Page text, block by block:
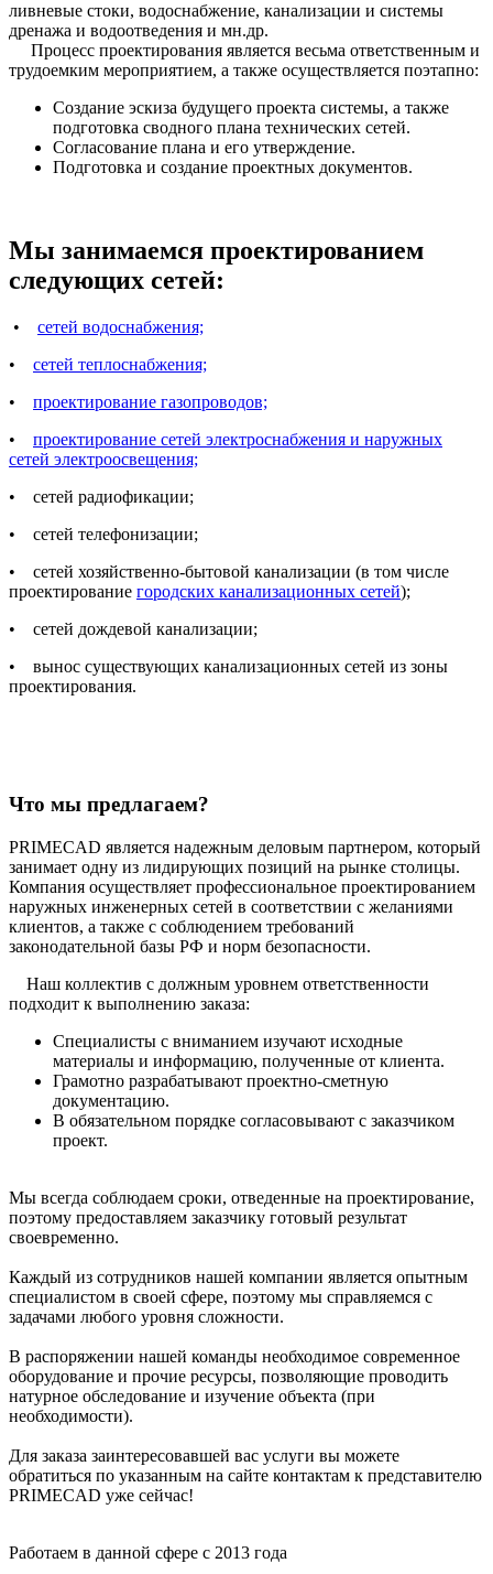
ливневые стоки, водоснабжение, канализации и системы
дренажа и водоотведения и мн.др.
Процесс проектирования является весьма ответственным и
трудоемким мероприятием, а также осуществляется поэтапно:
Создание эскиза будущего проекта системы, а также
подготовка сводного плана технических сетей.
Согласование плана и его утверждение.
Подготовка и создание проектных документов.
Мы занимаемся проектированием
следующих сетей:
• сетей водоснабжения;
• сетей теплоснабжения;
• проектирование газопроводов;
• проектирование сетей электроснабжения и наружных
сетей электроосвещения;
• сетей радиофикации;
• сетей телефонизации;
• сетей хозяйственно-бытовой канализации (в том числе
проектирование городских канализационных сетей);
• сетей дождевой канализации;
• вынос существующих канализационных сетей из зоны
проектирования.
Что мы предлагаем?
PRIMECAD является надежным деловым партнером, который
занимает одну из лидирующих позиций на рынке столицы.
Компания осуществляет профессиональное проектированием
наружных инженерных сетей в соответствии с желаниями
клиентов, а также с соблюдением требований
законодательной базы РФ и норм безопасности.
Наш коллектив с должным уровнем ответственности
подходит к выполнению заказа:
Специалисты с вниманием изучают исходные
материалы и информацию, полученные от клиента.
Грамотно разрабатывают проектно-сметную
документацию.
В обязательном порядке согласовывают с заказчиком
проект.
Мы всегда соблюдаем сроки, отведенные на проектирование,
поэтому предоставляем заказчику готовый результат
своевременно.
Каждый из сотрудников нашей компании является опытным
специалистом в своей сфере, поэтому мы справляемся с
задачами любого уровня сложности.
В распоряжении нашей команды необходимое современное
оборудование и прочие ресурсы, позволяющие проводить
натурное обследование и изучение объекта (при
необходимости).
Для заказа заинтересовавшей вас услуги вы можете
обратиться по указанным на сайте контактам к представителю
PRIMECAD уже сейчас!
Работаем в данной сфере с 2013 года